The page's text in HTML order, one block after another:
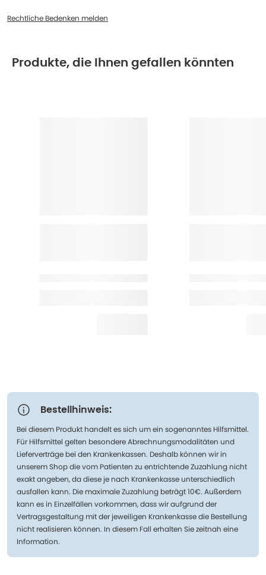
Rechtliche Bedenken melden
Produkte, die Ihnen gefallen könnten
Bestellhinweis:
Bei diesem Produkt handelt es sich um ein sogenanntes Hilfsmittel.
Für Hilfsmittel gelten besondere Abrechnungsmodalitäten und
Lieferverträge bei den Krankenkassen. Deshalb können wir in
unserem Shop die vom Patienten zu entrichtende Zuzahlung nicht
exakt angeben, da diese je nach Krankenkasse unterschiedlich
ausfallen kann. Die maximale Zuzahlung beträgt 10€. Außerdem
kann es in Einzelfällen vorkommen, dass wir aufgrund der
Vertragsgestaltung mit der jeweiligen Krankenkasse die Bestellung
nicht realisieren können. In diesem Fall erhalten Sie zeitnah eine
Information.